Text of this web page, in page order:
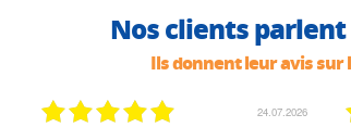
Nos clients
Ils donnent leur avis
24.07.2026